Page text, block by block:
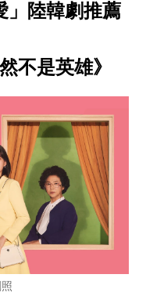
」陸韓劇推薦
不是英雄》
照